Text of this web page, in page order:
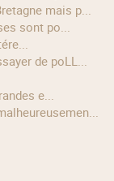
mais p...
sont po...
de poLL...
e...